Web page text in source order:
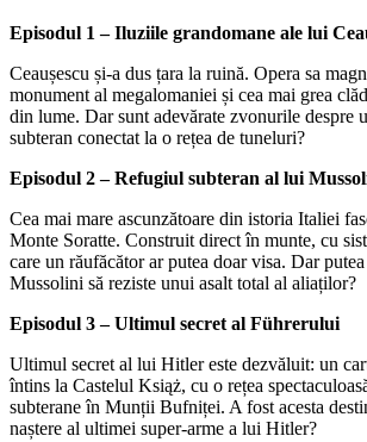
Episodul 1 – Iluziile grandomane ale lui
Ceaușescu și-a dus țara la ruină. Opera sa
monument al megalomaniei și cea mai grea
din lume. Dar sunt adevărate zvonurile despre
subteran conectat la o rețea de tuneluri?
Episodul 2 – Refugiul subteran al lui
Cea mai mare ascunzătoare din istoria Italiei
Monte Soratte. Construit direct în munte, cu
care un răufăcător ar putea doar visa. Dar
Mussolini să reziste unui asalt total al aliaților?
Episodul 3 – Ultimul secret al Führerului
Ultimul secret al lui Hitler este dezvăluit: un
întins la Castelul Książ, cu o rețea
subterane în Munții Bufniței. A fost acesta
naștere al ultimei super-arme a lui Hitler?